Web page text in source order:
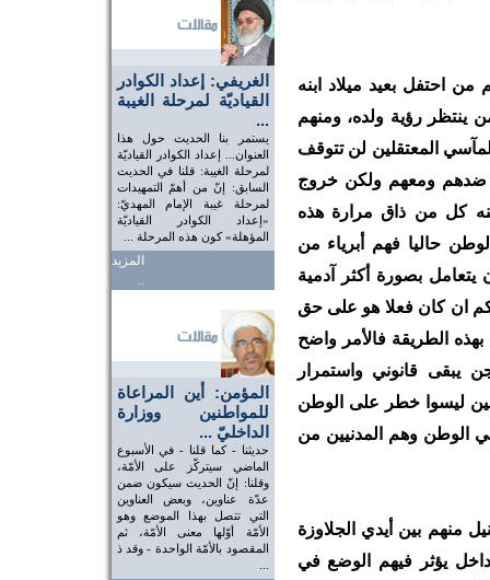
الغريفي: إعداد الكوادر
القياديّة لمرحلة الغيبة
...
يستمر بنا الحديث حول هذا
العنوان... إعداد الكوادر القياديّة
لمرحلة الغيبة: قلنا في الحديث
السابق: إنّ من أهمّ التمهيدات
لمرحلة غيبة الإمام المهديّ:
«إعداد الكوادر القياديّة
المؤهلة» كون هذه المرحلة ...
المزيد
..
المؤمن: أين المراعاة
للمواطنين ووزارة
الداخليّ ...
حديثنا - كما قلنا - في الأسبوع
الماضي سيتركّز على الأمّة،
وقلنا: إنّ الحديث سيكون ضمن
عدّة عناوين، وبعض العناوين
التي تتصل بهذا الموضع وهو
الأمّة أوّلها معنى الأمّة، ثم
المقصود بالأمّة الواحدة - وقد ذ
احتفل بعيد ميلاد ابنه
ينتظر رؤية ولده، ومنهم
المعتقلين لن تتوقف
ضدهم ومعهم ولكن خروج
كل من ذاق مرارة هذه
حاليا فهم أبرياء من
يتعامل بصورة أكثر آدمية
ان كان فعلا هو على حق
الطريقة فالأمر واضح
يبقى قانوني واستمرار
ليسوا خطر على الوطن
في الوطن وهم المدنيين من
منهم بين أيدي الجلاوزة
يؤثر فيهم الوضع في